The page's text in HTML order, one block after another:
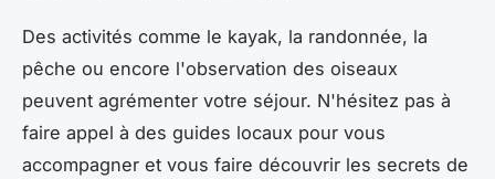
Des activités comme le kayak, la randonnée, la
pêche ou encore l'observation des oiseaux
peuvent agrémenter votre séjour. N'hésitez pas à
faire appel à des guides locaux pour vous
accompagner et vous faire découvrir les secrets de